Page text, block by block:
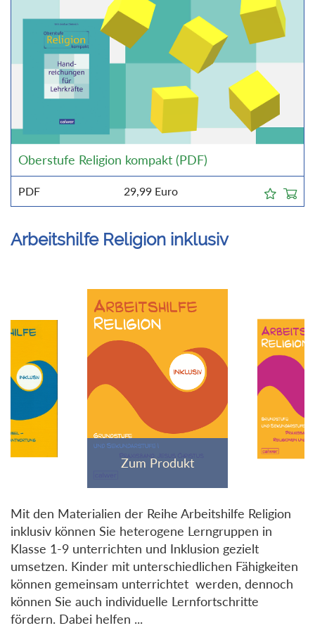
Oberstufe Religion kompakt (PDF)
PDF 29,99 Euro
Arbeitshilfe Religion inklusiv
Mit den Materialien der Reihe Arbeitshilfe Religion
inklusiv können Sie heterogene Lerngruppen in
Klasse 1-9 unterrichten und Inklusion gezielt
umsetzen. Kinder mit unterschiedlichen Fähigkeiten
können gemeinsam unterrichtet werden, dennoch
können Sie auch individuelle Lernfortschritte
fördern. Dabei helfen ...